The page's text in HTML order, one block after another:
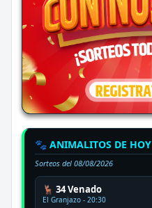
🐾 ANIMALITOS DE HOY
Sorteos del 08/08/2026
🦌 34 Venado
El Granjazo - 20:30